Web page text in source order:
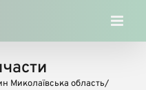
Миколаївська область/